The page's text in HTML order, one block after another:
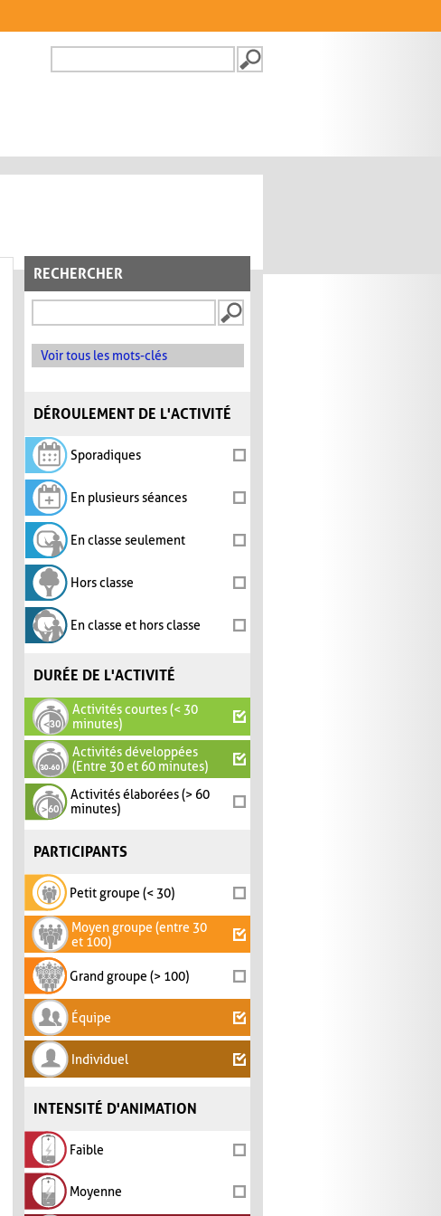
FORMULAIRE DE
RECHERCHER
Voir tous les mots-clés
DÉROULEMENT DE L'ACTIVITÉ
Sporadiques
En plusieurs séances
En classe seulement
Hors classe
En classe et hors classe
DURÉE DE L'ACTIVITÉ
Activités courtes (< 30
minutes)
Activités développées
(Entre 30 et 60 minutes)
Activités élaborées (> 60
minutes)
PARTICIPANTS
Petit groupe (< 30)
Moyen groupe (entre 30
et 100)
Grand groupe (> 100)
Équipe
Individuel
INTENSITÉ D'ANIMATION
Faible
Moyenne